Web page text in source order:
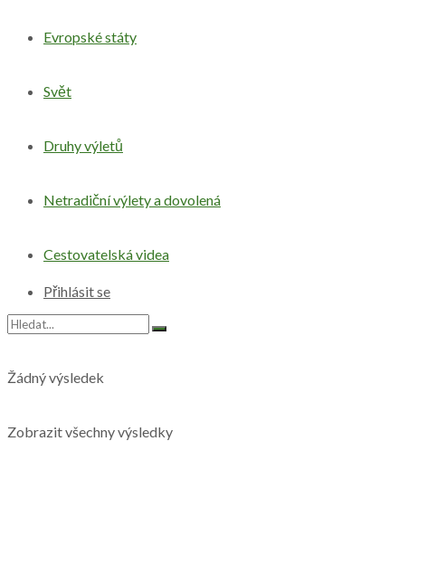
Přihlásit se
Evropské státy
Svět
Druhy výletů
Netradiční výlety a dovolená
Cestovatelská videa
Žádný výsledek
Zobrazit všechny výsledky